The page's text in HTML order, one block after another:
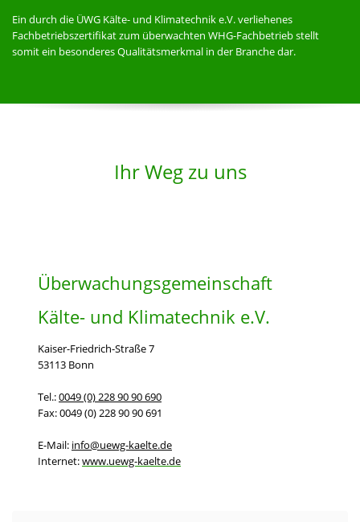
Ein durch die ÜWG Kälte- und Klimatechnik e.V. verliehenes
Fachbetriebszertifikat zum überwachten WHG-Fachbetrieb stellt
somit ein besonderes Qualitätsmerkmal in der Branche dar.
Ihr Weg zu uns
Überwachungsgemeinschaft
Kälte- und Klimatechnik e.V.
Kaiser-Friedrich-Straße 7
53113 Bonn
Tel.:0049 (0) 228 90 90 690
Fax: 0049 (0) 228 90 90 691
E-Mail: info@uewg-kaelte.de
Internet:www.uewg-kaelte.de